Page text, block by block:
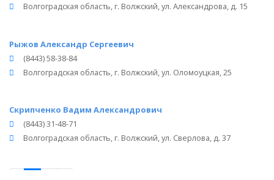
Волгоградская область, г. Волжский, ул. Александрова, д. 15
Рыжов Александр Сергеевич
(8443) 58-38-84
Волгоградская область, г. Волжский, ул. Оломоуцкая, 25
Скрипченко Вадим Александрович
(8443) 31-48-71
Волгоградская область, г. Волжский, ул. Сверлова, д. 37